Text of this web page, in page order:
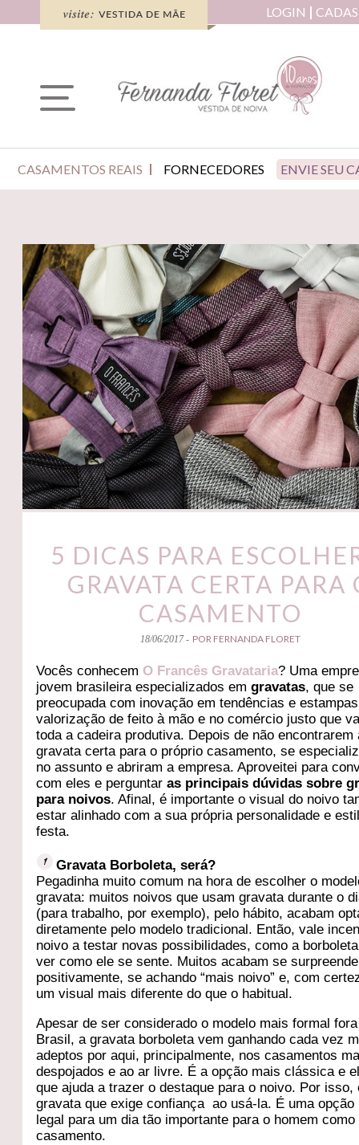
LOGIN
CASAMENTOS REAIS FORNECEDORES ENVIE SEU
5 DICAS PARA
GRAVATA CERTA PARA
CASAMENTO
18/06/2017 - POR FERNANDA FLORET
Vocês conhecem O Francês Gravataria? Uma
jovem brasileira especializados emgravatas, que se
preocupada com inovação em tendências e
valorização de feito à mão e no comércio justo que
toda a cadeira produtiva. Depois de não encontrarem
gravata certa para o próprio casamento, se
no assunto e abriram a empresa. Aproveitei para
com eles e perguntaras principais dúvidas sobre
para noivos. Afinal, é importante o visual do noivo
estar alinhado com a sua própria personalidade e
festa.
Gravata Borboleta, será?
Pegadinha muito comum na hora de escolher o
gravata: muitos noivos que usam gravata durante o
(para trabalho, por exemplo), pelo hábito, acabam
diretamente pelo modelo tradicional. Então, vale
noivo a testar novas possibilidades, como a
ver como ele se sente. Muitos acabam se
positivamente, se achando “mais noivo” e, com
um visual mais diferente do que o habitual.
Apesar de ser considerado o modelo mais formal
Brasil, a gravata borboleta vem ganhando cada vez
adeptos por aqui, principalmente, nos casamentos
despojados e ao ar livre. É a opção mais clássica e
que ajuda a trazer o destaque para o noivo. Por isso,
gravata que exige confiança ao usá-la. É uma opção
legal para um dia tão importante para o homem
casamento.